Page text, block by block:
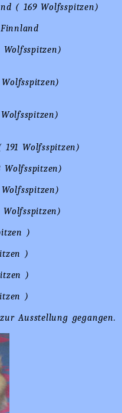
( 169 Wolfsspitzen)
Wolfsspitzen)
Wolfsspitzen)
)
)
)
)
Ausstellung gegangen.